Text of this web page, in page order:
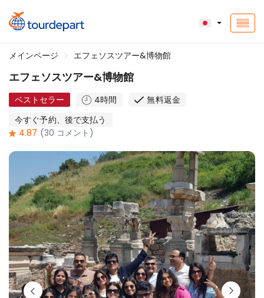
メインページ エフェソスツアー&博物館
エフェソスツアー&博物館
ベストセラー 4時間
無料返金
今すぐ予約、後で支払う
4.87 (30 コメント)